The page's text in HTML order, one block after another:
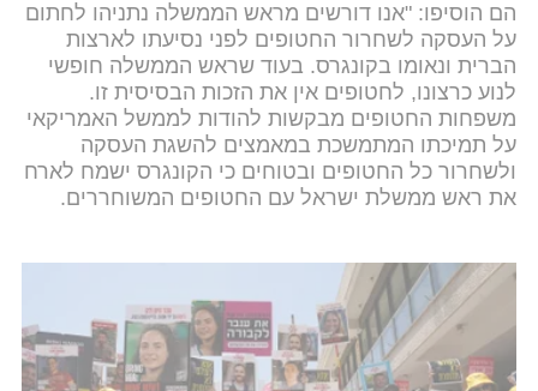
הם הוסיפו: "אנו דורשים מראש הממשלה נתניהו לחתום
על העסקה לשחרור החטופים לפני נסיעתו לארצות
הברית ונאומו בקונגרס. בעוד שראש הממשלה חופשי
לנוע כרצונו, לחטופים אין את הזכות הבסיסית זו.
משפחות החטופים מבקשות להודות לממשל האמריקאי
על תמיכתו המתמשכת במאמצים להשגת העסקה
ולשחרור כל החטופים ובטוחים כי הקונגרס ישמח לארח
את ראש ממשלת ישראל עם החטופים המשוחררים.